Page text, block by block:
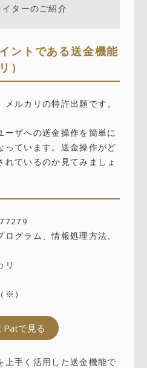
ターのご紹介
ントである送金機能
）
ルカリの特許出願です。
ーザへの送金操作を簡単に
っています。送金操作がど
ているのか見てみましょ
グラム、情報処理方法、
リ
※）
Patで見る
上手く活用した送金機能で